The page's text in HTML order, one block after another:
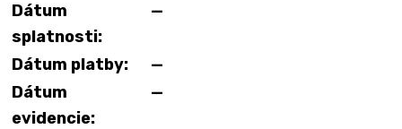
Dátum
splatnosti:
—
Dátum platby:
—
Dátum
evidencie:
—